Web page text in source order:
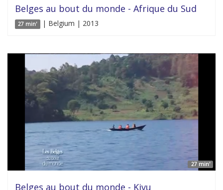
Belges au bout du monde - Afrique du Sud
27 min' | Belgium | 2013
27 min'
Belges au bout du monde - Kivu